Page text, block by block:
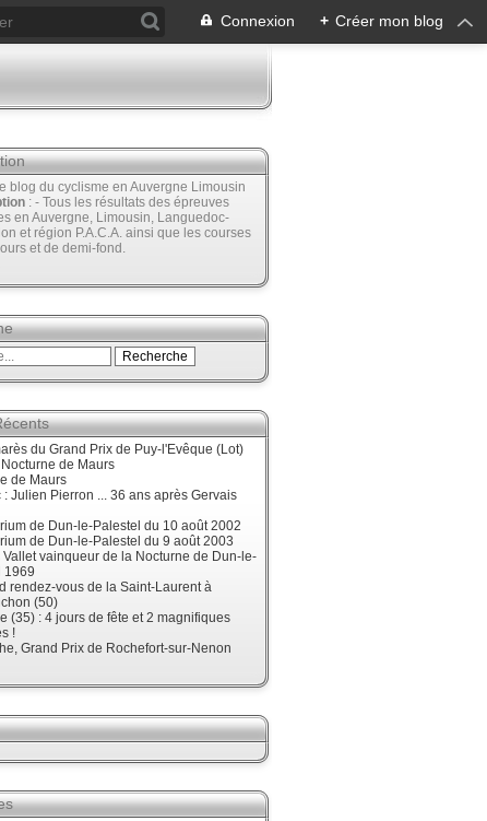
Connexion + Créer mon blog
blog du cyclisme en Auvergne Limousin
: - Tous les résultats des épreuves
en Auvergne, Limousin, Languedoc-
et région P.A.C.A. ainsi que les courses
et de demi-fond.
du Grand Prix de Puy-l'Evêque (Lot)
de Maurs
de Maurs
: Julien Pierron ... 36 ans après Gervais
de Dun-le-Palestel du 10 août 2002
de Dun-le-Palestel du 9 août 2003
vainqueur de la Nocturne de Dun-le-
1969
rendez-vous de la Saint-Laurent à
(50)
(35) : 4 jours de fête et 2 magnifiques
!
Grand Prix de Rochefort-sur-Nenon